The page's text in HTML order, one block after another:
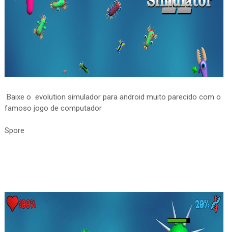
Baixe o evolution simulador para android muito parecido com o
famoso jogo de computador
Spore